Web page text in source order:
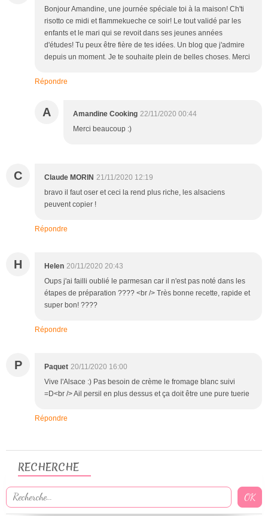
Bonjour Amandine, une journée spéciale toi à la maison! Ch'ti
risotto ce midi et flammekueche ce soir! Le tout validé par les
enfants et le mari qui se revoit dans ses jeunes années
d'études! Tu peux être fière de tes idées. Un blog que j'admire
depuis un moment. Je te souhaite plein de belles choses. Merci
Répondre
A Amandine Cooking 22/11/2020 00:44
Merci beaucoup :)
C Claude MORIN 21/11/2020 12:19
bravo il faut oser et ceci la rend plus riche, les alsaciens
peuvent copier !
Répondre
H Helen 20/11/2020 20:43
Oups j'ai failli oublié le parmesan car il n'est pas noté dans les
étapes de préparation ???? <br /> Très bonne recette, rapide et
super bon! ????
Répondre
P Paquet 20/11/2020 16:00
Vive l'Alsace :) Pas besoin de crème le fromage blanc suivi
=D<br /> Ail persil en plus dessus et ça doit être une pure tuerie
Répondre
RECHERCHE